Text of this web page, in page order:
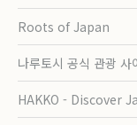
Roots of Japan
나루토시 공식 관광 사
HAKKO - Discover